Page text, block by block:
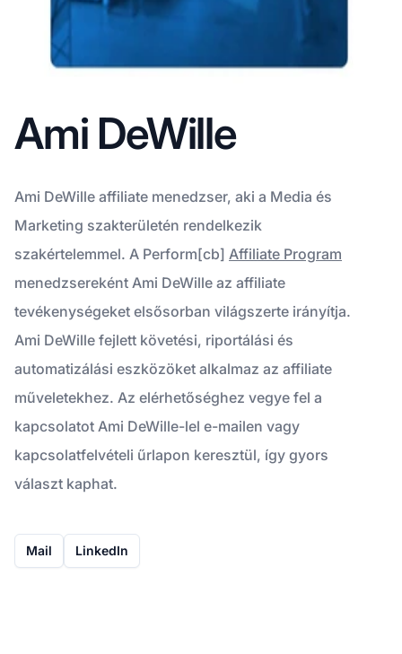
Ami DeWille
Ami DeWille affiliate menedzser, aki a Media és
Marketing szakterületén rendelkezik
szakértelemmel. A Perform[cb] Affiliate Program
menedzsereként Ami DeWille az affiliate
tevékenységeket elsősorban világszerte irányítja.
Ami DeWille fejlett követési, riportálási és
automatizálási eszközöket alkalmaz az affiliate
műveletekhez. Az elérhetőséghez vegye fel a
kapcsolatot Ami DeWille-lel e-mailen vagy
kapcsolatfelvételi űrlapon keresztül, így gyors
választ kaphat.
Mail LinkedIn